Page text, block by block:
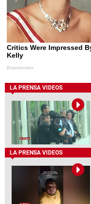
LA PRENSA VIDEOS
LA PRENSA VIDEOS